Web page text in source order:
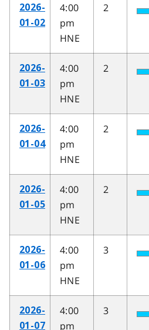
2026-
01-02
4:00
pm
HNE
2
2026-
01-03
4:00
pm
HNE
2
2026-
01-04
4:00
pm
HNE
2
2026-
01-05
4:00
pm
HNE
2
2026-
01-06
4:00
pm
HNE
3
2026-
01-07
4:00
pm
3